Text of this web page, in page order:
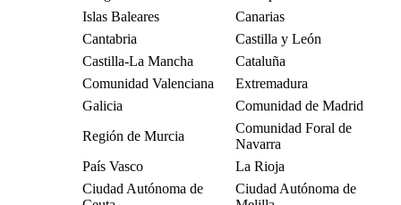
Islas Baleares
Canarias
Cantabria
Castilla y León
Castilla-La Mancha
Cataluña
Comunidad Valenciana
Extremadura
Galicia
Comunidad de Madrid
Región de Murcia
Comunidad Foral de
Navarra
País Vasco
La Rioja
Ciudad Autónoma de
Ciudad Autónoma de